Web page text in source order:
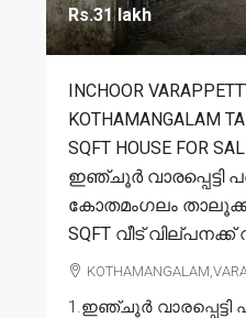
Rs.31 lakh
INCHOOR
KOTHAMANGALAM
SQFT HOUSE FOR
ഇഞ്ചൂർ
കോതമംഗലം
SQFT വീട് വില്പനക്ക്
1.ഇഞ്ചൂർ